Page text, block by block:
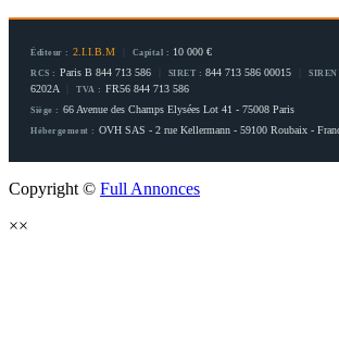
Éditeur : 2.I.I.B.M Capital : 10 000 €
RCS : Paris B 844 713 586 SIRET : 844 713 586 00015 SIREN
6202A TVA : FR56 844 713 586
Siège : 66 Avenue des Champs Elysées Lot 41 - 75008 Paris
Hébergement : OVH SAS - 2 rue Kellermann - 59100 Roubaix -
Copyright © Full Annonces
××